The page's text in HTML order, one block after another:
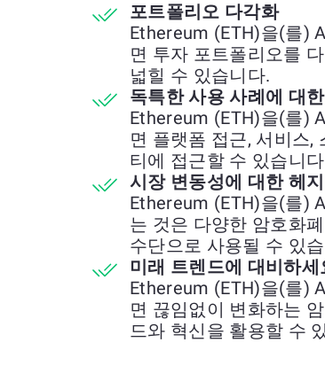
포트폴리오 다각화
Ethereum (ETH)을(를)
면 투자 포트폴리오를
넓힐 수 있습니다.
독특한 사용 사례에 대
Ethereum (ETH)을(를)
면 플랫폼 접근, 서비스,
티에 접근할 수 있습니
시장 변동성에 대한 헤지
Ethereum (ETH)을(를)
는 것은 다양한 암호화
수단으로 사용될 수 있
미래 트렌드에 대비하세
Ethereum (ETH)을(를)
면 끊임없이 변화하는
드와 혁신을 활용할 수